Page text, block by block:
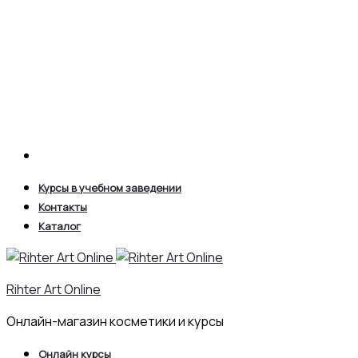
Курсы в учебном заведении
Контакты
Каталог
Rihter Art Online
Онлайн-магазин косметики и курсы
Онлайн курсы